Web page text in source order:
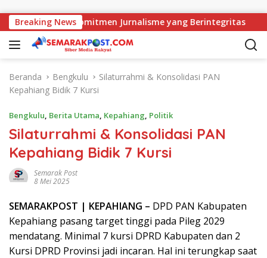
Breaking News
Perkuat Komitmen Jurnalisme yang Berintegritas
Beranda Bengkulu
Silaturrahmi & Konsolidasi PAN
Kepahiang Bidik 7 Kursi
Bengkulu, Berita Utama, Kepahiang, Politik
Silaturrahmi & Konsolidasi PAN
Kepahiang Bidik 7 Kursi
Semarak Post
8 Mei 2025
SEMARAKPOST | KEPAHIANG – DPD PAN Kabupaten
Kepahiang pasang target tinggi pada Pileg 2029
mendatang. Minimal 7 kursi DPRD Kabupaten dan 2
Kursi DPRD Provinsi jadi incaran. Hal ini terungkap saat